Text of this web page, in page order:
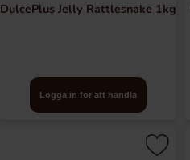
DulcePlus Jelly Rattlesnake 1kg
Logga in för att handla